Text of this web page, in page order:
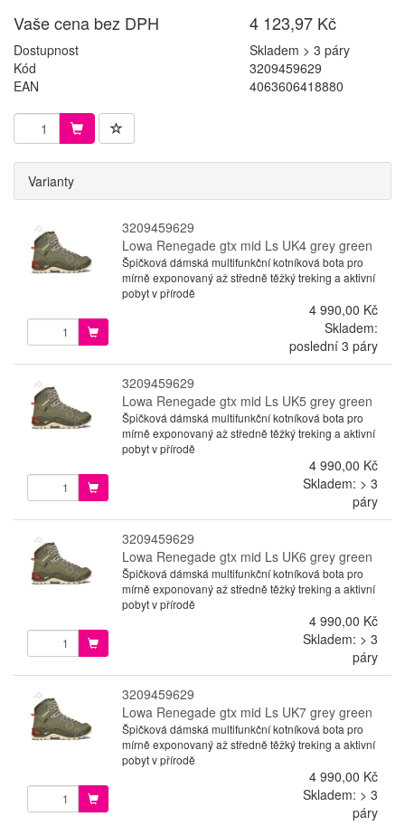
Vaše cena bez DPH
4 123,97 Kč
Dostupnost
Skladem > 3 páry
Kód
3209459629
EAN
4063606418880
Varianty
3209459629
Lowa Renegade gtx mid Ls UK4 grey green
Špičková dámská multifunkční kotníková bota pro
mírně exponovaný až středně těžký treking a aktivní
pobyt v přírodě
4 990,00 Kč
Skladem:
poslední 3 páry
3209459629
Lowa Renegade gtx mid Ls UK5 grey green
Špičková dámská multifunkční kotníková bota pro
mírně exponovaný až středně těžký treking a aktivní
pobyt v přírodě
4 990,00 Kč
Skladem: > 3
páry
3209459629
Lowa Renegade gtx mid Ls UK6 grey green
Špičková dámská multifunkční kotníková bota pro
mírně exponovaný až středně těžký treking a aktivní
pobyt v přírodě
4 990,00 Kč
Skladem: > 3
páry
3209459629
Lowa Renegade gtx mid Ls UK7 grey green
Špičková dámská multifunkční kotníková bota pro
mírně exponovaný až středně těžký treking a aktivní
pobyt v přírodě
4 990,00 Kč
Skladem: > 3
páry